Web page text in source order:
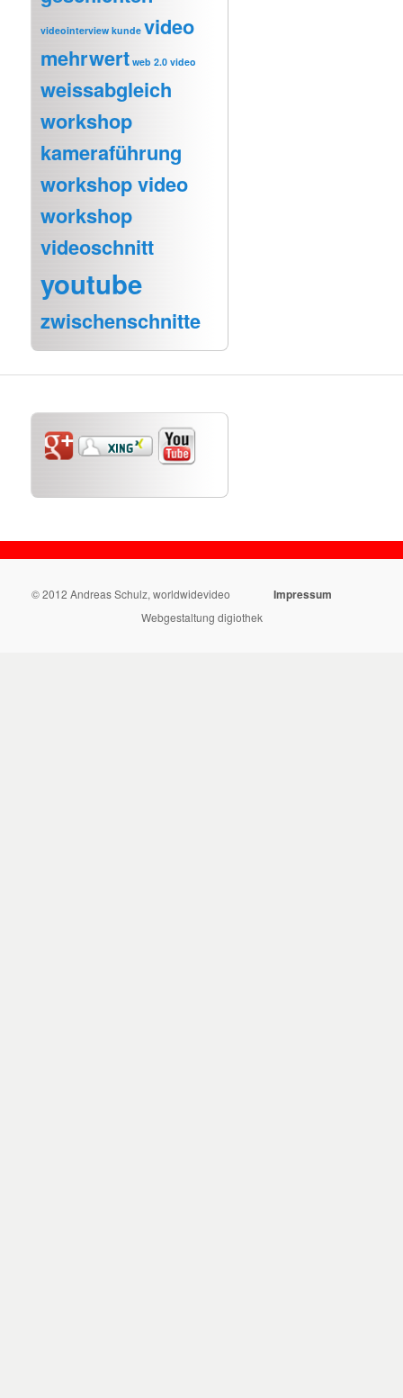
videointerview kunde video
mehrwert web 2.0 video
weissabgleich
workshop
kameraführung
workshop video
workshop
videoschnitt
youtube
zwischenschnitte
© 2012 Andreas Schulz, worldwidevideo Impressum
Webgestaltung digiothek